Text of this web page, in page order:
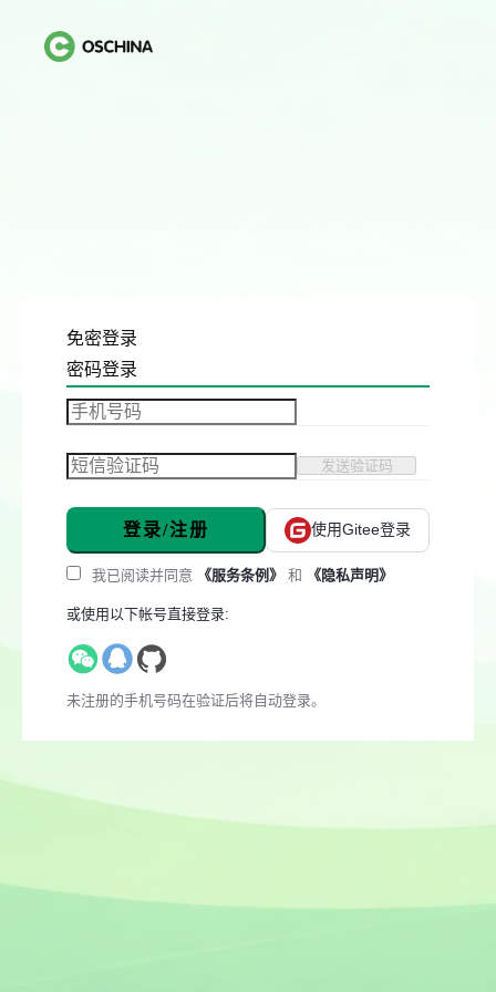
免密登录
密码登录
发送验证码
登录/注册 使用Gitee登录
我已阅读并同意 《服务条例》 和 《隐私声明》
或使用以下帐号直接登录:
未注册的手机号码在验证后将自动登录。